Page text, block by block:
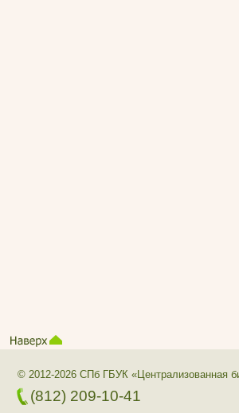
© 2012-2026 СПб ГБУК «Централизованная
(812) 209-10-41